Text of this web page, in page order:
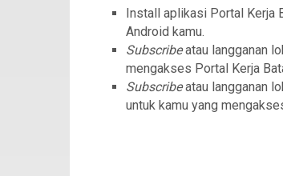
Install aplikasi Portal Kerja
Android kamu.
Subscribeatau langganan
mengakses Portal Kerja
Subscribeatau langganan
untuk kamu yang